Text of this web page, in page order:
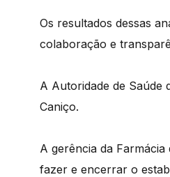
Os resultados dessas
colaboração e
A Autoridade de Saúde
Caniço.
A gerência da
fazer e encerrar o